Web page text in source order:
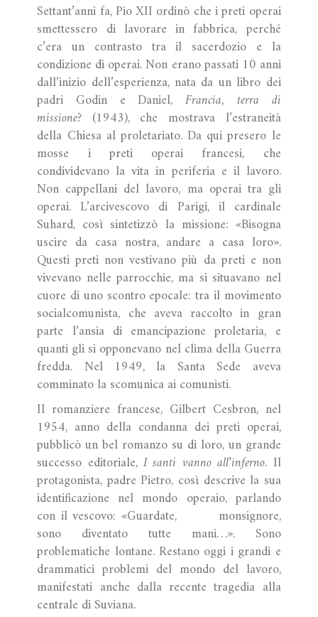
Settant’anni fa, Pio XII ordinò che i preti operai
smettessero di lavorare in fabbrica, perché
c’era un contrasto tra il sacerdozio e la
condizione di operai. Non erano passati 10 anni
dall’inizio dell’esperienza, nata da un libro dei
padri Godin e Daniel,Francia, terra di
missione? (1943), che mostrava l’estraneità
della Chiesa al proletariato. Da qui presero le
mosse i preti operai francesi, che
condividevano la vita in periferia e il lavoro.
Non cappellani del lavoro, ma operai tra gli
operai. L’arcivescovo di Parigi, il cardinale
Suhard, così sintetizzò la missione: «Bisogna
uscire da casa nostra, andare a casa loro».
Questi preti non vestivano più da preti e non
vivevano nelle parrocchie, ma si situavano nel
cuore di uno scontro epocale: tra il movimento
socialcomunista, che aveva raccolto in gran
parte l’ansia di emancipazione proletaria, e
quanti gli si opponevano nel clima della Guerra
fredda. Nel 1949, la Santa Sede aveva
comminato la scomunica ai comunisti.
Il romanziere francese, Gilbert Cesbron, nel
1954, anno della condanna dei preti operai,
pubblicò un bel romanzo su di loro, un grande
successo editoriale,I santi vanno all’inferno. Il
protagonista, padre Pietro, così descrive la sua
identificazione nel mondo operaio, parlando
con il vescovo: «Guardate, monsignore,
sono diventato tutte mani…». Sono
problematiche lontane. Restano oggi i grandi e
drammatici problemi del mondo del lavoro,
manifestati anche dalla recente tragedia alla
centrale di Suviana.